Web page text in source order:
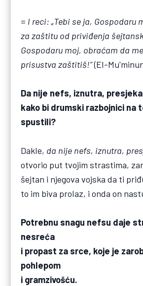
= I reci: „Tebi se ja, Gospodaru
za zaštitu od priviđenja
Gospodaru moj, obraćam da
prisustva zaštitiš!“(El-
Da nije nefs, iznutra,
kako bi drumski razbojnici na
spustili?
Dakle, da nije nefs, iznutra,
otvorio put tvojim strastima,
šejtan i njegova vojska da ti
to im biva prolaz, i onda on
Potrebnu snagu nefsu daje
nesreća
i propast za srce, koje je
pohlepom
i gramzivošću.